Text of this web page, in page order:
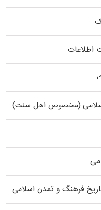
اطلاعات
اسلامی (مخصوص اهل سنت)
فرهنگ و تمدن اسلامی